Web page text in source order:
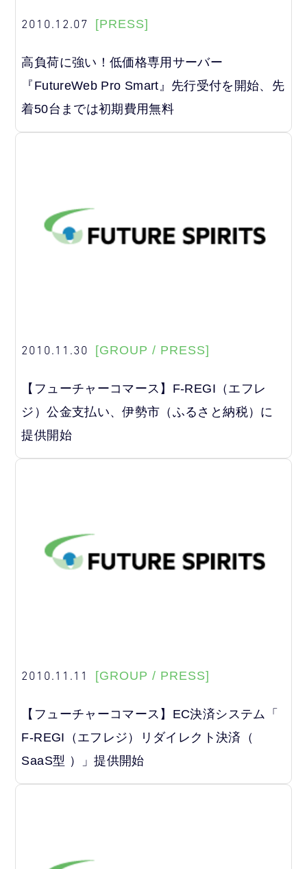
2010.12.07 [PRESS]
高負荷に強い！低価格専用サーバー
『FutureWeb Pro Smart』先行受付を開始、先
着50台までは初期費用無料
2010.11.30 [GROUP / PRESS]
【フューチャーコマース】F-REGI（エフレ
ジ）公金支払い、伊勢市（ふるさと納税）に
提供開始
2010.11.11 [GROUP / PRESS]
【フューチャーコマース】EC決済システム「
F-REGI（エフレジ）リダイレクト決済（
SaaS型 ）」提供開始